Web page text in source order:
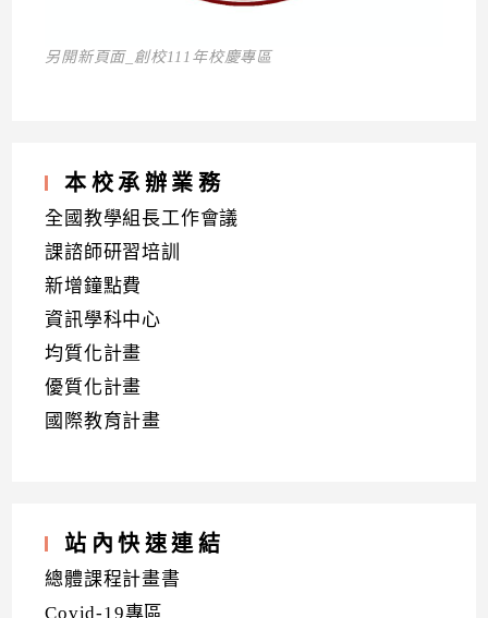
另開新頁面_創校111年校慶專區
本校承辦業務
全國教學組長工作會議
課諮師研習培訓
新增鐘點費
資訊學科中心
均質化計畫
優質化計畫
國際教育計畫
站內快速連結
總體課程計畫書
Covid-19專區